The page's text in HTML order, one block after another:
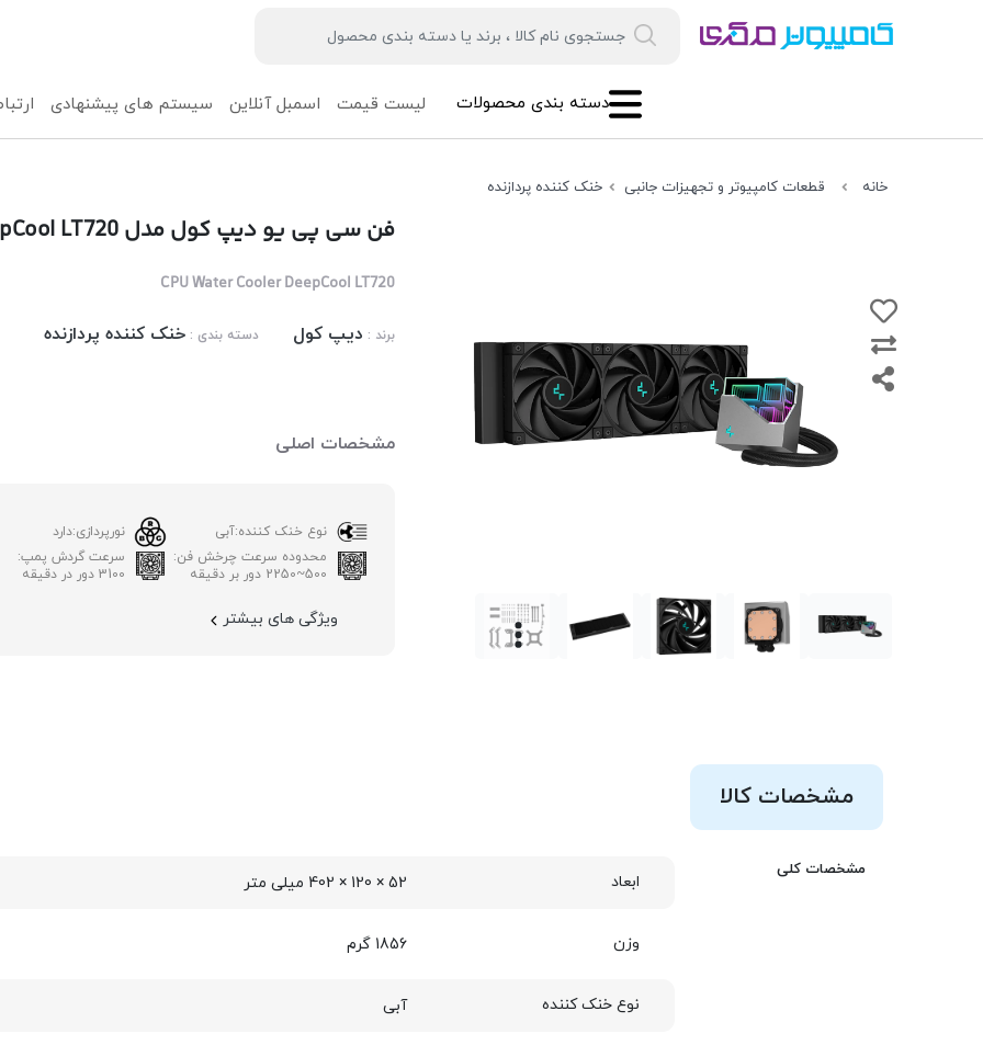
لیست قیمت اسمبل آنلاین سیستم های پیشنهادی دسته بندی محصولات
خانه قطعات کامپیوتر و تجهیزات جانبی خنک کننده پردازنده
فن سی پی یو دیپ کول مدل DeepCool LT720
CPU Water Cooler DeepCool LT720
برند : دیپ کول دسته بندی :خنک کننده پردازنده
مشخصات اصلی
نوع خنک کننده:آبی نورپردازی:دارد
محدوده سرعت چرخش فن:
500~2250 دور بر دقیقه
سرعت گردش پمپ:
3100 دور در دقیقه
ویژگی های بیشتر
مشخصات کالا
مشخصات کلی
ابعاد 52 × 120 × 402 میلی‌ متر
وزن 1856 گرم
نوع خنک کننده آبی